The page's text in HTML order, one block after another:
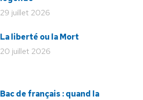
29 juillet 2026
La liberté ou la Mort
20 juillet 2026
Bac de français : quand la